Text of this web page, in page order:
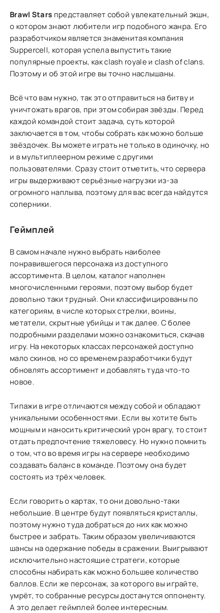
Brawl Stars представляет собой увлекательный экшн,
о котором знают любители игр подобного жанра. Его
разработчиком является знаменитая компания
Suppercell, которая успела выпустить такие
популярные проекты, как clash royale и clash of clans.
Поэтому и об этой игре вы точно наслышаны.
Всё что вам нужно, так это отправиться на битву и
уничтожать врагов, при этом собирая звёзды. Перед
каждой командой стоит задача, суть которой
заключается в том, чтобы собрать как можно больше
звёздочек. Вы можете играть не только в одиночку, но
и в мультиплеерном режиме с другими
пользователями. Сразу стоит отметить, что сервера
игры выдерживают серьёзные нагрузки из-за
огромного наплыва, поэтому для вас всегда найдутся
соперники.
Геймплей
В самом начале нужно выбрать наиболее
понравившегося персонажа из доступного
ассортимента. В целом, каталог наполнен
многочисленными героями, поэтому выбор будет
довольно таки трудный. Они классифицированы по
категориям, в числе которых стрелки, воины,
метатели, скрытные убийцы и так далее. С более
подробными разделами можно ознакомиться, скачав
игру. На некоторых классах персонажей доступно
мало скинов, но со временем разработчики будут
обновлять ассортимент и добавлять туда что-то
новое.
Типажи в игре отличаются между собой и обладают
уникальными особенностями. Если вы хотите быть
мощным и наносить критический урон врагу, то стоит
отдать предпочтение тяжеловесу. Но нужно помнить
о том, что во время игры на сервере необходимо
создавать баланс в команде. Поэтому она будет
состоять из трёх человек.
Если говорить о картах, то они довольно-таки
небольшие. В центре будут появляться кристаллы,
поэтому нужно туда добраться до них как можно
быстрее и забрать. Таким образом увеличиваются
шансы на одержание победы в сражении. Выигрывают
исключительно настоящие стратеги, которые
способны набирать как можно большее количество
баллов. Если же персонаж, за которого вы играйте,
умрёт, то собранные ресурсы достанутся оппоненту.
А это делает геймплей более интересным.